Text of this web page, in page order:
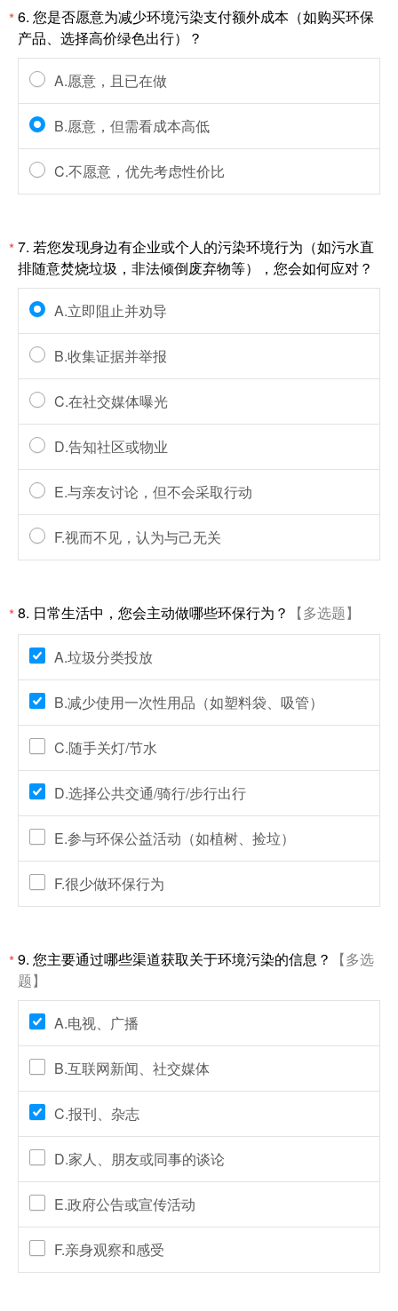
*6. 您是否愿意为减少环境污染支付额外成本（如购买环保
产品、选择高价绿色出行）？
A.愿意，且已在做
B.愿意，但需看成本高低
C.不愿意，优先考虑性价比
*7. 若您发现身边有企业或个人的污染环境行为（如污水直
排随意焚烧垃圾，非法倾倒废弃物等），您会如何应对？
A.立即阻止并劝导
B.收集证据并举报
C.在社交媒体曝光
D.告知社区或物业
E.与亲友讨论，但不会采取行动
F.视而不见，认为与己无关
*8. 日常生活中，您会主动做哪些环保行为？ 【多选题】
A.垃圾分类投放
B.减少使用一次性用品（如塑料袋、吸管）
C.随手关灯/节水
D.选择公共交通/骑行/步行出行
E.参与环保公益活动（如植树、捡垃）
F.很少做环保行为
*9. 您主要通过哪些渠道获取关于环境污染的信息？
【多选
题】
A.电视、广播
B.互联网新闻、社交媒体
C.报刊、杂志
D.家人、朋友或同事的谈论
E.政府公告或宣传活动
F.亲身观察和感受